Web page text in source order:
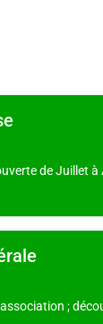
de Juillet
;